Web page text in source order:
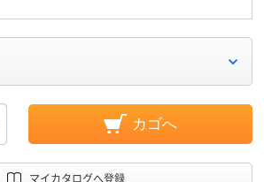
カゴへ
マイカタログへ登録